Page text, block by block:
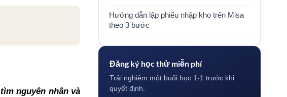
nguyên nhân và
Hướng dẫn lập phiếu nhập kho trên Misa
theo 3 bước
Đăng ký học thử miễn phí
Trải nghiệm một buổi học 1-1 trước khi
quyết định.